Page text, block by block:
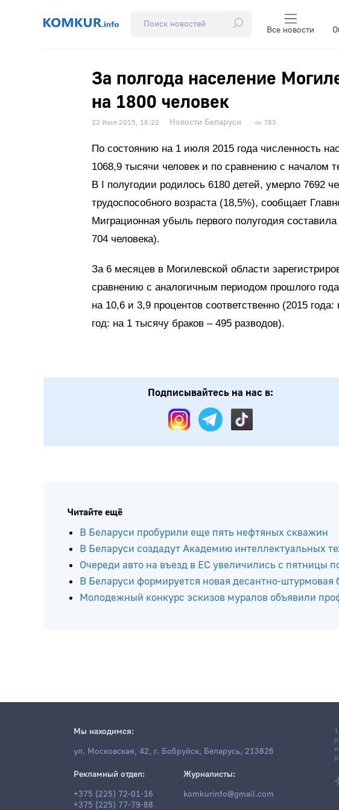
Все новости
За полгода население
на 1800 человек
22 Июл 2015, 16:22 Новости Беларуси 783
По состоянию на 1 июля 2015 года численность
1068,9 тысячи человек и по сравнению с началом
В I полугодии родилось 6180 детей, умерло 7692
трудоспособного возраста (18,5%), сообщает
Миграционная убыль первого полугодия
704 человека).
За 6 месяцев в Могилевской области
сравнению с аналогичным периодом прошлого
на 10,6 и 3,9 процентов соответственно (2015
год: на 1 тысячу браков – 495 разводов).
Подписывайтесь на нас в:
Читайте ещё
В Беларуси пробурили еще пять нефтяных скважин
В Беларуси создадут Академию интеллектуальных
Мы находимся:
ул. Московская, 42, г. Бобруйск, Беларусь, 213826